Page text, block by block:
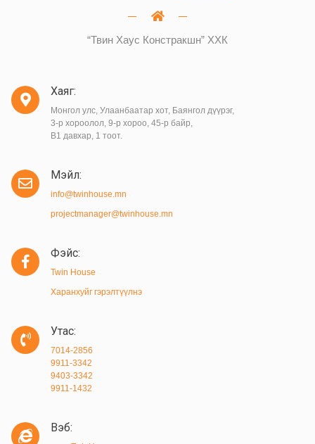
“Твин Хаус Констракшн” ХХК
Хаяг:
Монгол улс, Улаанбаатар хот, Баянгол дүүрэг,
3-р хороолол, 9-р хороо, 45-р байр,
B1 давхар, 1 тоот.
Мэйл:
info@twinhouse.mn
projectmanager@twinhouse.mn
Фэйс:
Twin House
Харанхуйг гэрэлтүүлнэ
Утас:
7014-2856
9911-3342
9403-3342
9911-1432
Вэб: